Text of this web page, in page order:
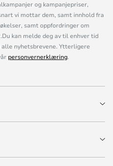
og kampanjepriser,
vi mottar dem, samt innhold fra
samt oppfordringer om
kan melde deg av til enhver tid
nyhetsbrevene. Ytterligere
personvernerklæring.